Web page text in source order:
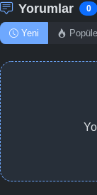
Yorumlar 0
Yeni